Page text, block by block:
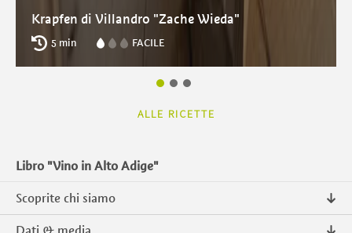
Krapfen di Villandro "Zache Wieda"
5 min FACILE
ALLE RICETTE
Libro "Vino in Alto Adige"
Scoprite chi siamo
Chi siamo